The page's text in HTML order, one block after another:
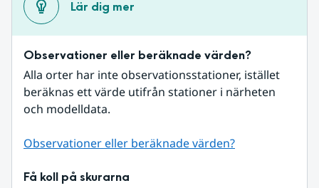
Lär dig mer
Observationer eller beräknade värden?
Alla orter har inte observationsstationer, istället
beräknas ett värde utifrån stationer i närheten
och modelldata.
Observationer eller beräknade värden?
Få koll på skurarna